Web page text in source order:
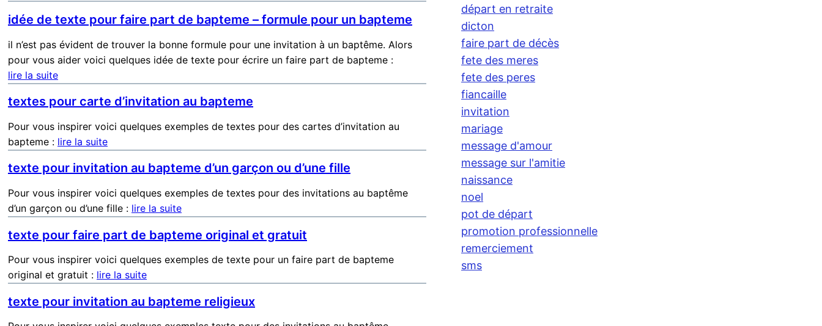
idée de texte pour faire part de bapteme – formule pour un bapteme
il n’est pas évident de trouver la bonne formule pour une invitation à un baptême. Alors
pour vous aider voici quelques idée de texte pour écrire un faire part de bapteme :
lire la suite
textes pour carte d’invitation au bapteme
Pour vous inspirer voici quelques exemples de textes pour des cartes d’invitation au
bapteme : lire la suite
texte pour invitation au bapteme d’un garçon ou d’une fille
Pour vous inspirer voici quelques exemples de textes pour des invitations au baptême
d’un garçon ou d’une fille : lire la suite
texte pour faire part de bapteme original et gratuit
Pour vous inspirer voici quelques exemples de texte pour un faire part de bapteme
original et gratuit : lire la suite
texte pour invitation au bapteme religieux
départ en retraite
dicton
faire part de décès
fete des meres
fete des peres
fiancaille
invitation
mariage
message d'amour
message sur l'amitie
naissance
noel
pot de départ
promotion professionnelle
remerciement
sms